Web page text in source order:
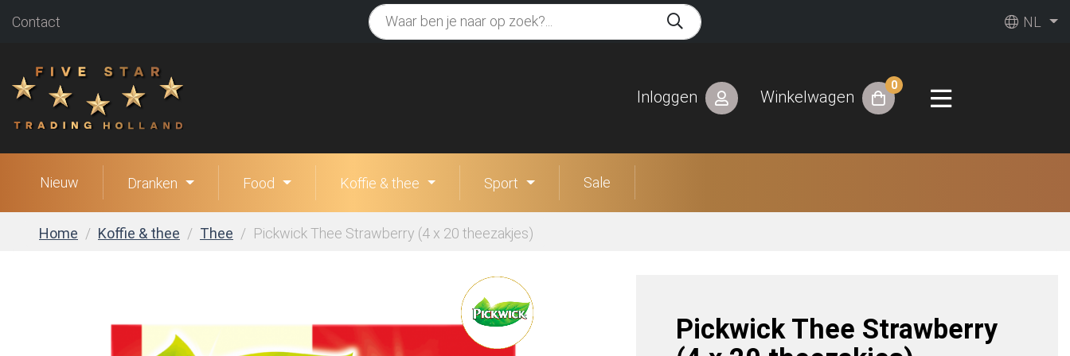
Contact NL
Inloggen Winkelwagen
0
Nieuw Dranken Food Koffie & thee Sport Sale
Home Koffie & thee Thee Pickwick Thee Strawberry (4 x 20 theezakjes)
Pickwick Thee Strawberry